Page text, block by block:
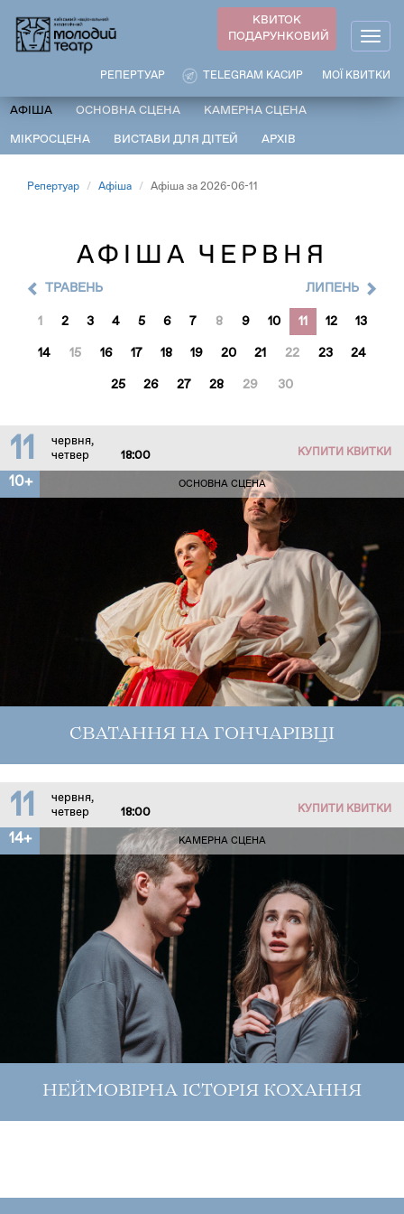
основного
КВИТОК
ПОДАРУНКОВИЙ
МОЇ КВИТКИ
TELEGRAM КАСИР
РЕПЕРТУАР
АФІША ОСНОВНА СЦЕНА КАМЕРНА СЦЕНА
МІКРОСЦЕНА ВИСТАВИ ДЛЯ ДІТЕЙ АРХІВ
Репертуар Афіша Афіша за 2026-06-11
АФІША ЧЕРВНЯ
ТРАВЕНЬ
1 2 3 4 5 6 7 8 9 10 11 12 13
14 15 16 17 18 19 20 21 22 23 24
25 26 27 28 29 30
ЛИПЕНЬ
11
червня,
четвер
18:00 КУПИТИ КВИТКИ
10+ ОСНОВНА СЦЕНА
СВАТАННЯ НА ГОНЧАРІВЦІ
11
червня,
четвер
18:00 КУПИТИ КВИТКИ
14+ КАМЕРНА СЦЕНА
НЕЙМОВІРНА ІСТОРІЯ КОХАННЯ